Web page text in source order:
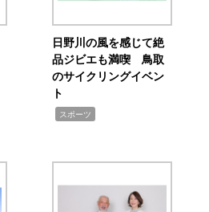
日野川の風を感じて絶
品ジビエも満喫 鳥取
のサイクリングイベン
ト
スポーツ